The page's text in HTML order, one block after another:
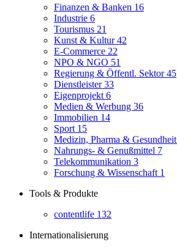
Finanzen & Banken 16
Industrie 6
Tourismus 21
Kunst & Kultur42
E-Commerce 22
NPO & NGO 51
Regierung & Öffentl. Sektor45
Dienstleister33
Eigenprojekt 6
Medien & Werbung 36
Immobilien 14
Sport 15
Medizin, Pharma & Gesundheit
Nahrungs- & Genußmittel 7
Telekommunikation 3
Forschung & Wissenschaft 1
Tools & Produkte
contentlife 132
Internationalisierung